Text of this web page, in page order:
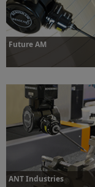
Dowiedz się więcej
Future AM
Dowiedz się więcej
ANT Industries